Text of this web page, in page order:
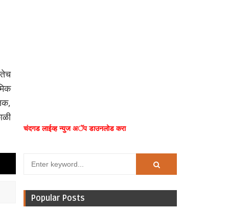
चंदगड लाईव्ह न्युज अॅप डाउनलोड करा
Popular Posts